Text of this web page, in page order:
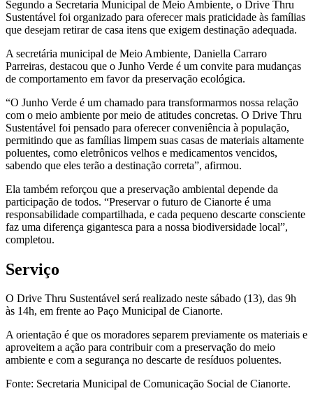
Segundo a Secretaria Municipal de Meio Ambiente, o Drive Thru
Sustentável foi organizado para oferecer mais praticidade às famílias
que desejam retirar de casa itens que exigem destinação adequada.
A secretária municipal de Meio Ambiente, Daniella Carraro
Parreiras, destacou que o Junho Verde é um convite para mudanças
de comportamento em favor da preservação ecológica.
“O Junho Verde é um chamado para transformarmos nossa relação
com o meio ambiente por meio de atitudes concretas. O Drive Thru
Sustentável foi pensado para oferecer conveniência à população,
permitindo que as famílias limpem suas casas de materiais altamente
poluentes, como eletrônicos velhos e medicamentos vencidos,
sabendo que eles terão a destinação correta”, afirmou.
Ela também reforçou que a preservação ambiental depende da
participação de todos. “Preservar o futuro de Cianorte é uma
responsabilidade compartilhada, e cada pequeno descarte consciente
faz uma diferença gigantesca para a nossa biodiversidade local”,
completou.
Serviço
O Drive Thru Sustentável será realizado neste sábado (13), das 9h
às 14h, em frente ao Paço Municipal de Cianorte.
A orientação é que os moradores separem previamente os materiais e
aproveitem a ação para contribuir com a preservação do meio
ambiente e com a segurança no descarte de resíduos poluentes.
Fonte: Secretaria Municipal de Comunicação Social de Cianorte.